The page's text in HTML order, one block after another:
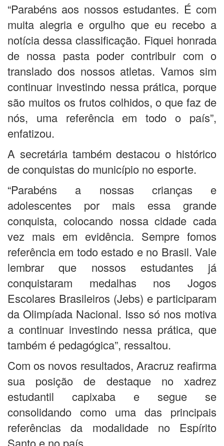
“Parabéns aos nossos estudantes. É com
muita alegria e orgulho que eu recebo a
notícia dessa classificação. Fiquei honrada
de nossa pasta poder contribuir com o
translado dos nossos atletas. Vamos sim
continuar investindo nessa prática, porque
são muitos os frutos colhidos, o que faz de
nós, uma referência em todo o país”,
enfatizou.
A secretária também destacou o histórico
de conquistas do município no esporte.
“Parabéns a nossas crianças e
adolescentes por mais essa grande
conquista, colocando nossa cidade cada
vez mais em evidência. Sempre fomos
referência em todo estado e no Brasil. Vale
lembrar que nossos estudantes já
conquistaram medalhas nos Jogos
Escolares Brasileiros (Jebs) e participaram
da Olimpíada Nacional. Isso só nos motiva
a continuar investindo nessa prática, que
também é pedagógica”, ressaltou.
Com os novos resultados, Aracruz reafirma
sua posição de destaque no xadrez
estudantil capixaba e segue se
consolidando como uma das principais
referências da modalidade no Espírito
Santo e no país.